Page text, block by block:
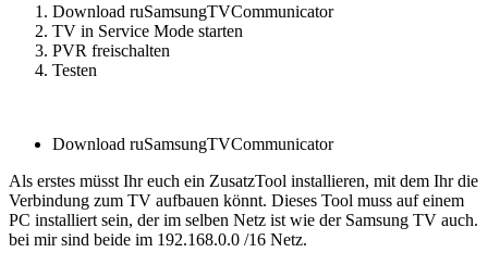
Download ruSamsungTVCommunicator
TV in Service Mode starten
PVR freischalten
Testen
Download ruSamsungTVCommunicator
Als erstes müsst Ihr euch ein ZusatzTool installieren, mit dem Ihr die
Verbindung zum TV aufbauen könnt. Dieses Tool muss auf einem
PC installiert sein, der im selben Netz ist wie der Samsung TV auch.
bei mir sind beide im 192.168.0.0 /16 Netz.